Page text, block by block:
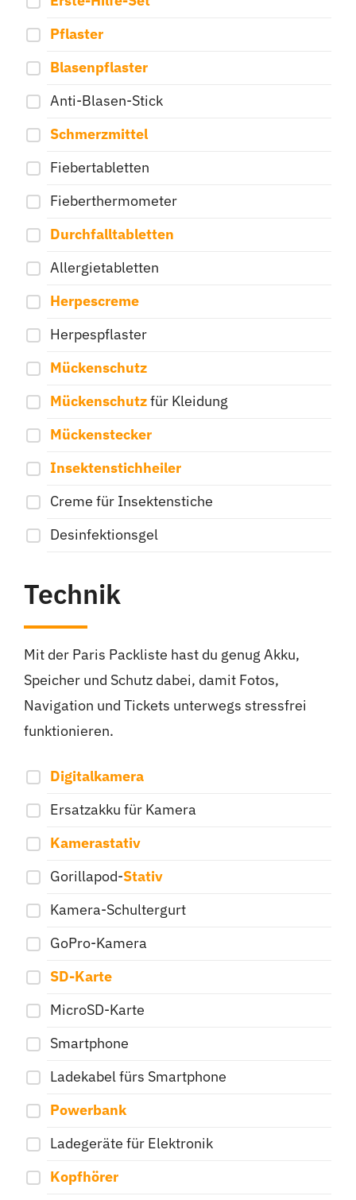
Pflaster
Blasenpflaster
Anti-Blasen-Stick
Schmerzmittel
Fiebertabletten
Fieberthermometer
Durchfalltabletten
Allergietabletten
Herpescreme
Herpespflaster
Mückenschutz
Mückenschutzfür Kleidung
Mückenstecker
Insektenstichheiler
Creme für Insektenstiche
Desinfektionsgel
Technik
Mit der Paris Packliste hast du genug Akku,
Speicher und Schutz dabei, damit Fotos,
Navigation und Tickets unterwegs stressfrei
funktionieren.
Digitalkamera
Ersatzakku für Kamera
Kamerastativ
Gorillapod-Stativ
Kamera-Schultergurt
GoPro-Kamera
SD-Karte
MicroSD-Karte
Smartphone
Ladekabel fürs Smartphone
Powerbank
Ladegeräte für Elektronik
Kopfhörer